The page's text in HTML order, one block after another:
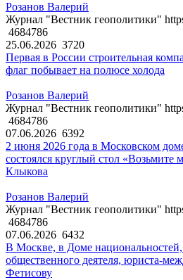
Розанов Валерий
Журнал "Вестник геополитики"
4684786
25.06.2026 3720
Первая в России строительная
флаг побывает на полюсе холода
Розанов Валерий
Журнал "Вестник геополитики"
4684786
07.06.2026 6392
2 июня 2026 года в Московском
состоялся круглый стол
Клыкова
Розанов Валерий
Журнал "Вестник геополитики"
4684786
07.06.2026 6432
В Москве, в Доме национальностей,
общественного деятеля, юриста-
Фетисову